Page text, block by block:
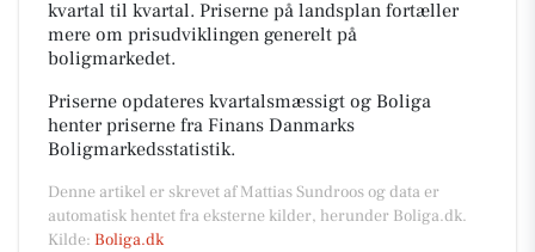
kvartal til kvartal. Priserne på landsplan fortæller
mere om prisudviklingen generelt på
boligmarkedet.
Priserne opdateres kvartalsmæssigt og Boliga
henter priserne fra Finans Danmarks
Boligmarkedsstatistik.
Denne artikel er skrevet af Mattias Sundroos og data er
automatisk hentet fra eksterne kilder, herunder Boliga.dk.
Kilde: Boliga.dk